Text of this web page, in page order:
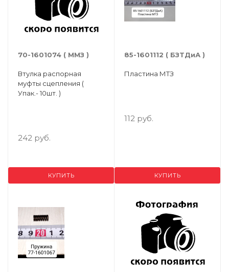
70-1601074 ( ММЗ )
Втулка распорная
муфты сцепления (
Упак.- 10шт. )
242 руб.
КУПИТЬ
85-1601112 ( БЗТДиА )
Пластина МТЗ
112 руб.
КУПИТЬ